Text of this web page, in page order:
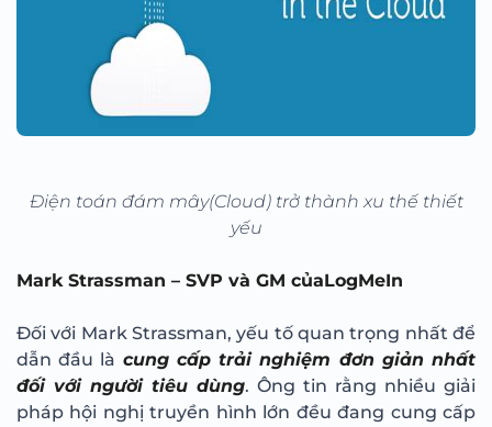
Điện toán đám mây(Cloud) trở thành xu thế thiết
yếu
Mark Strassman – SVP và GM củaLogMeIn
Đối với Mark Strassman, yếu tố quan trọng nhất để
dẫn đầu là cung cấp trải nghiệm đơn giản nhất
đối với người tiêu dùng. Ông tin rằng nhiều giải
pháp hội nghị truyền hình lớn đều đang cung cấp